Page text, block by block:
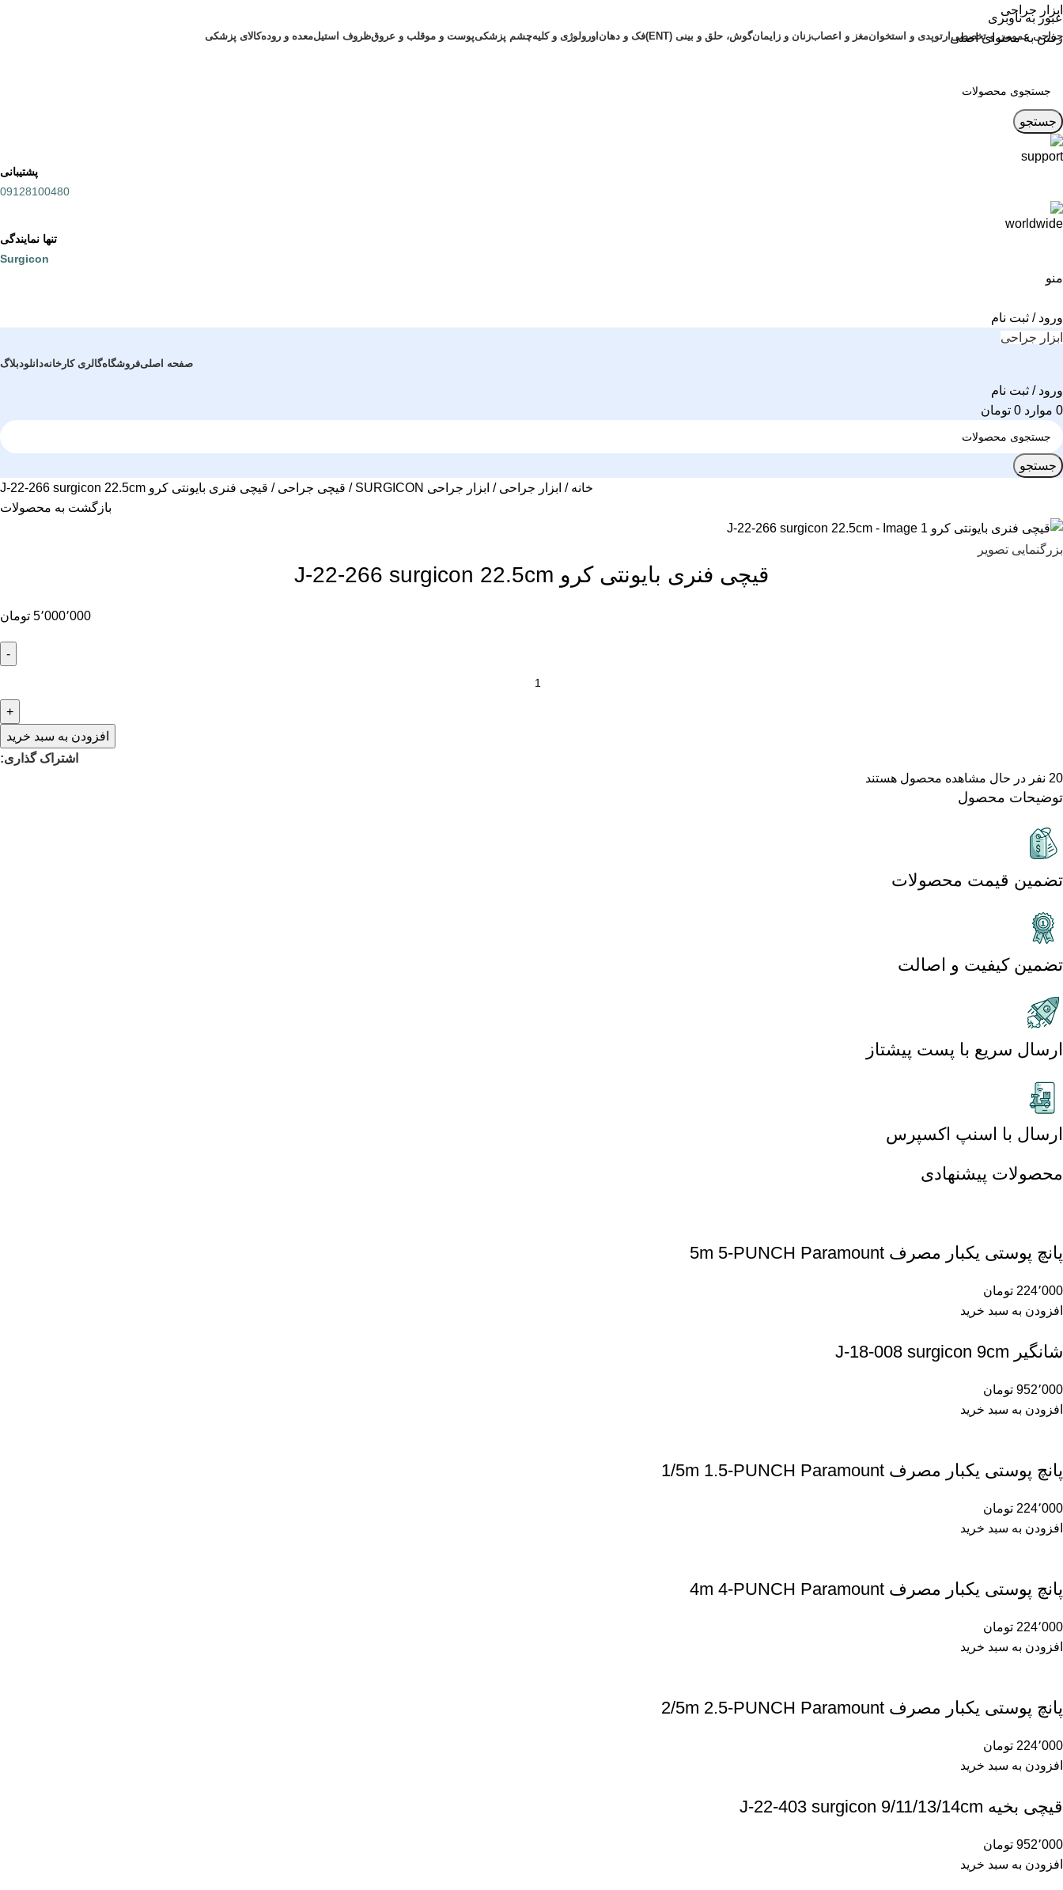
عبور به ناوبری
رفتن به محتوای اصلی
ابزار جراحی
جراحی عمومی و تخصصی ارتوپدی و استخوانمغز و اعصابزنان و زایمانگوش، حلق و بینی (ENT) فک و دهان اورولوژی و کلیهچشم پزشکیپوست و موقلب و عروقظروف استیلمعده و رودهکالای پزشکی
جستجو
پشتیبانی
09128100480
تنها نمایندگی
Surgicon
منو
ورود / ثبت نام
ابزار جراحی
صفحه اصلیفروشگاهگالری کارخانهدانلودبلاگ
ورود / ثبت نام
0 موارد 0 تومان
جستجو
خانه
ابزار جراحی ابزار جراحی SURGICON قیچی جراحی قیچی فنری بایونتی کرو J-22-266 surgicon 22.5cm
بازگشت به محصولات
بزرگنمایی تصویر
قیچی فنری بایونتی کرو J-22-266 surgicon 22.5cm
5٬000٬000 تومان
افزودن به سبد خرید
اشتراک گذاری:
20 نفر در حال مشاهده محصول هستند
توضیحات محصول
تضمین قیمت محصولات
تضمین کیفیت و اصالت
ارسال سریع با پست پیشتاز
ارسال با اسنپ اکسپرس
محصولات پیشنهادی
پانچ پوستی یکبار مصرف 5m 5-PUNCH Paramount
224٬000 تومان
افزودن به سبد خرید
شانگیر J-18-008 surgicon 9cm
952٬000 تومان
افزودن به سبد خرید
پانچ پوستی یکبار مصرف 1/5m 1.5-PUNCH Paramount
224٬000 تومان
افزودن به سبد خرید
پانچ پوستی یکبار مصرف 4m 4-PUNCH Paramount
224٬000 تومان
افزودن به سبد خرید
پانچ پوستی یکبار مصرف 2/5m 2.5-PUNCH Paramount
224٬000 تومان
افزودن به سبد خرید
قیچی بخیه J-22-403 surgicon 9/11/13/14cm
952٬000 تومان
افزودن به سبد خرید